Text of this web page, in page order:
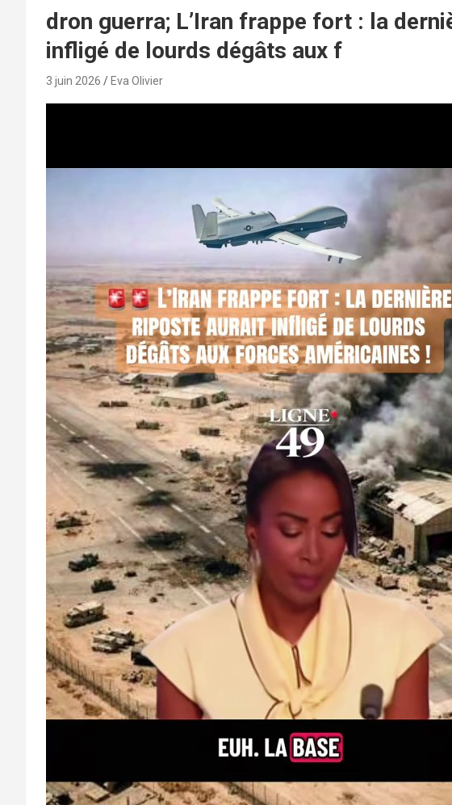
dron guerra; L’Iran frappe fort : la
infligé de lourds dégâts aux f
3 juin 2026 Eva Olivier